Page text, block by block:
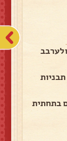
עם תבנית 24 או תבניות
בתחתית